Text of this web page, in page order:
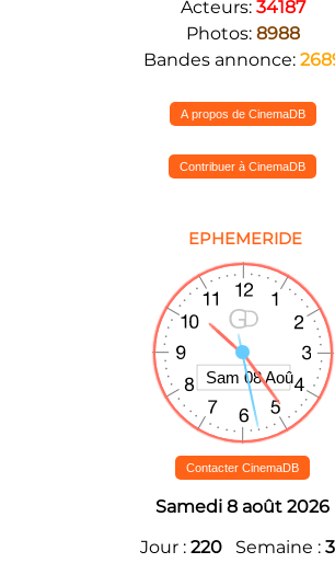
Acteurs: 34187
Photos: 8988
Bandes annonce:
A propos de CinemaDB
Contribuer à CinemaDB
EPHEMERIDE
Contacter CinemaDB
Samedi 8 août 2026
Jour : 220 Semaine :